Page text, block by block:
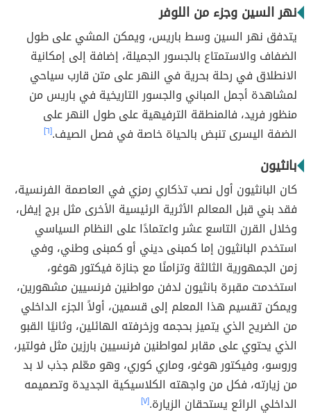
نهر السين وجزء من اللوفر
يتدفق نهر السين وسط باريس، ويمكن المشي على طول
الضفاف والاستمتاع بالجسور الجميلة، إضافة إلى إمكانية
الانطلاق في رحلة بحرية في النهر على متن قارب سياحي
لمشاهدة أجمل المباني والجسور التاريخية في باريس من
منظور فريد، فالمنطقة الترفيهية على طول النهر على
الضفة اليسرى تنبض بالحياة خاصة في فصل الصيف.[٦]
بانثيون
كان البانثيون أول نصب تذكاري رمزي في العاصمة الفرنسية،
فقد بني قبل المعالم الأثرية الرئيسية الأخرى مثل برج إيفل،
وخلال القرن التاسع عشر واعتمادًا على النظام السياسي
استخدم البانثيون إما كمبنى ديني أو كمبنى وطني، وفي
زمن الجمهورية الثالثة وتزامنًا مع جنازة فيكتور هوغو،
استخدمت مقبرة بانثيون لدفن مواطنين فرنسيين مشهورين،
ويمكن تقسيم هذا المعلم إلى قسمين، أولاً الجزء الداخلي
من الضريح الذي يتميز بحجمه وزخرفته الهائلين، وثانيًا القبو
الذي يحتوي على مقابر لمواطنين فرنسيين بارزين مثل فولتير،
وروسو، وفيكتور هوغو، وماري كوري، وهو معّلم جذب لا بد
من زيارته، فكل من واجهته الكلاسيكية الجديدة وتصميمه
الداخلي الرائع يستحقان الزيارة.[٧]